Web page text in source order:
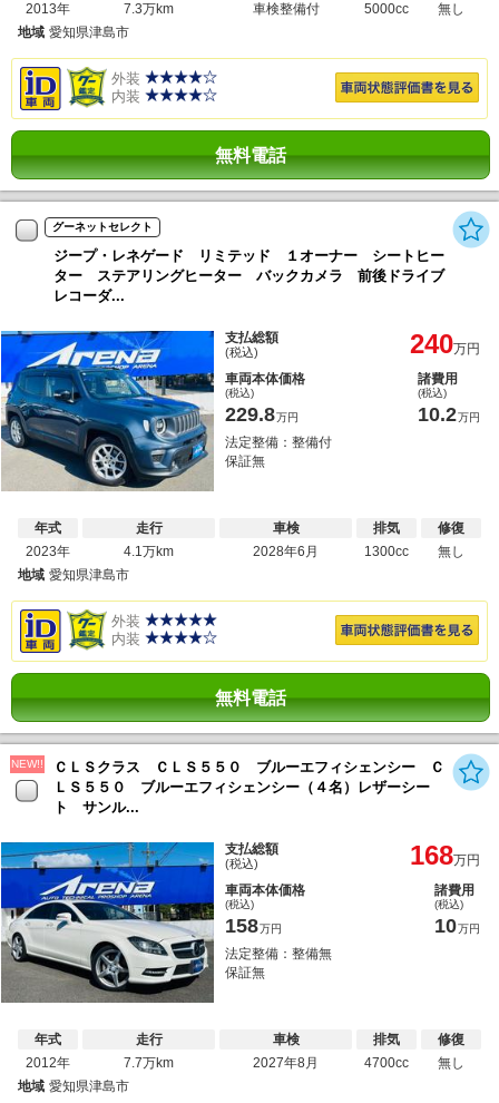
2013年
7.3万km
車検整備付
5000cc
無し
地域 愛知県津島市
外装
内装
無料電話
グーネットセレクト
ジープ・レネゲード リミテッド １オーナー シートヒー
ター ステアリングヒーター バックカメラ 前後ドライブ
レコーダ...
支払総額
(税込) 240万円
車両本体価格
(税込)
229.8万円
諸費用
(税込)
10.2万円
法定整備：整備付
保証無
年式
2023年
走行
4.1万km
車検
2028年6月
排気
1300cc
修復
無し
地域 愛知県津島市
外装
内装
無料電話
NEW!!
ＣＬＳクラス ＣＬＳ５５０ ブルーエフィシェンシー Ｃ
ＬＳ５５０ ブルーエフィシェンシー（４名）レザーシー
ト サンル...
支払総額
(税込) 168万円
車両本体価格
(税込)
158万円
諸費用
(税込)
10万円
法定整備：整備無
保証無
年式
2012年
走行
7.7万km
車検
2027年8月
排気
4700cc
修復
無し
地域 愛知県津島市